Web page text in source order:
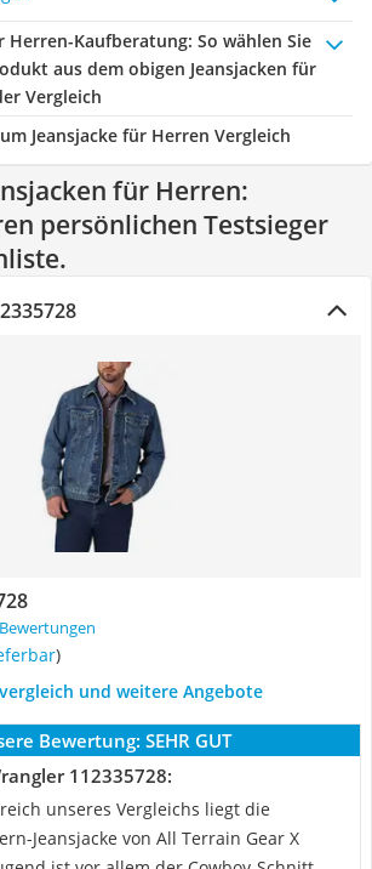
Herren-Kaufberatung: So wählen Sie
aus dem obigen Jeansjacken für
Vergleich
Jeansjacke für Herren Vergleich
für Herren:
persönlichen Testsieger
)
und weitere Angebote
Bewertung: SEHR GUT
112335728:
unseres Vergleichs liegt die
Jeansjacke von All Terrain Gear X